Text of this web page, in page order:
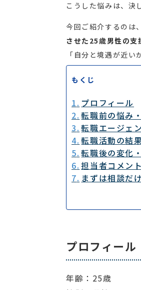
こうした悩みは、決
今回ご紹介するのは、
させた25歳男性の支
「自分と境遇が近
もくじ
プロフィール
転職前の悩み
転職エージェ
転職活動の結
転職後の変化
担当者コメント
まずは相談だ
プロフィール
年齢：25歳